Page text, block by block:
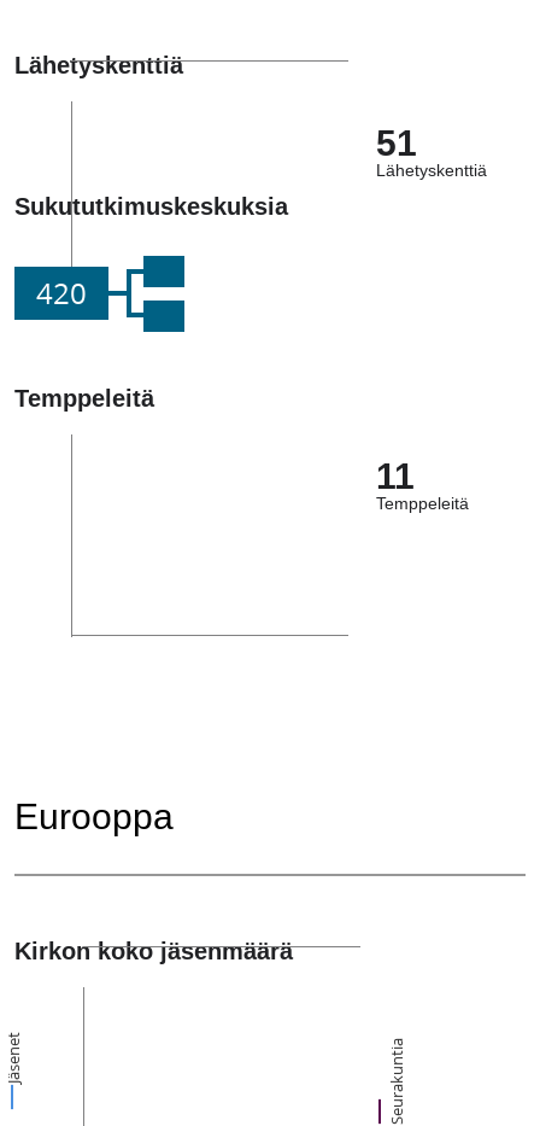
Lähetyskenttiä
51
Lähetyskenttiä
Sukututkimuskeskuksia
420
Temppeleitä
11
Temppeleitä
Eurooppa
Kirkon koko jäsenmäärä
Jäsenet Seurakuntia